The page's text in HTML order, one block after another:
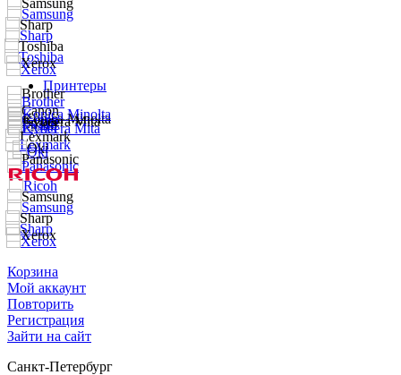
Принтеры
Корзина
Мой аккаунт
Повторить
Регистрация
Зайти на сайт
Санкт-Петербург